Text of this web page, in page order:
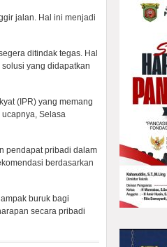
jalan. Hal ini menjadi
ditindak tegas. Hal
yang didapatkan
(IPR) yang memang
Selasa
pendapat pribadi dalam
berdasarkan
buruk bagi
secara pribadi